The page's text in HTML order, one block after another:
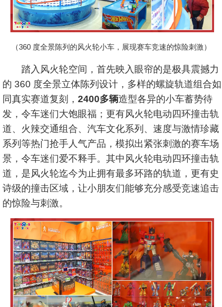
（360 度全景陈列的风火轮小车，展现赛车竞速的惊险刺激）
踏入风火轮空间，首先映入眼帘的是极具震撼力
的 360 度全景立体陈列设计，多样的螺旋轨道组合如
同真实赛道复刻， 2400多辆造型各异的小车蓄势待
发，令车迷们大饱眼福；更有风火轮电动四环撞击轨
道、火辣交通组合、汽车文化系列、速度与激情珍藏
系列等热门抢手人气产品，模拟出紧张刺激的赛车场
景，令车迷们爱不释手。其中风火轮电动四环撞击轨
道，是风火轮迄今为止拥有最多环路的轨道，更有史
诗级的撞击区域，让小朋友们能够充分感受竞速追击
的惊险与刺激。